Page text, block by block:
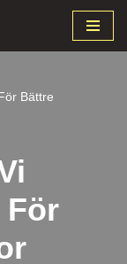
Bättre
För